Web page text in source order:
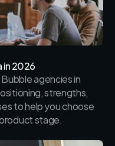
in 2026
agencies in
strengths,
to help you choose
stage.